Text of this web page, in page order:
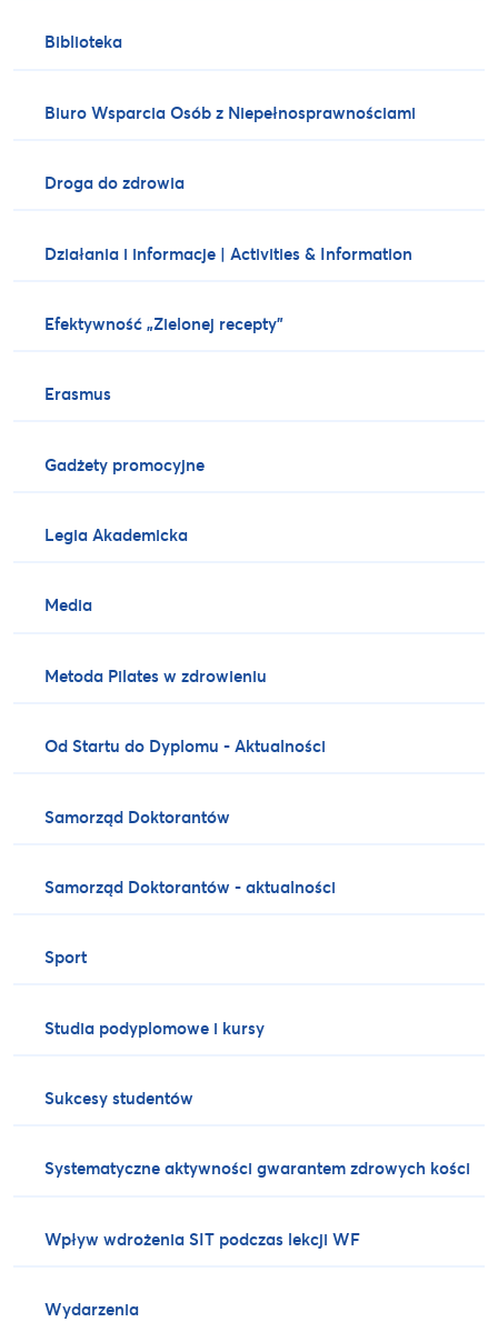
Biblioteka
Biuro Wsparcia Osób z Niepełnosprawnościami
Droga do zdrowia
Działania i informacje | Activities & Information
Efektywność „Zielonej recepty”
Erasmus
Gadżety promocyjne
Legia Akademicka
Media
Metoda Pilates w zdrowieniu
Od Startu do Dyplomu - Aktualności
Samorząd Doktorantów
Samorząd Doktorantów - aktualności
Sport
Studia podyplomowe i kursy
Sukcesy studentów
Systematyczne aktywności gwarantem zdrowych kości
Wpływ wdrożenia SIT podczas lekcji WF
Wydarzenia